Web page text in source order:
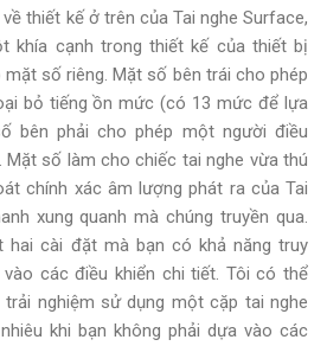
thiết kế ở trên của Tai nghe Surface,
khía cạnh trong thiết kế của thiết bị
số riêng. Mặt số bên trái cho phép
bỏ tiếng ồn mức (có 13 mức để lựa
bên phải cho phép một người điều
Mặt số làm cho chiếc tai nghe vừa thú
chính xác âm lượng phát ra của Tai
xung quanh mà chúng truyền qua.
hai cài đặt mà bạn có khả năng truy
các điều khiển chi tiết. Tôi có thể
nghiệm sử dụng một cặp tai nghe
khi bạn không phải dựa vào các